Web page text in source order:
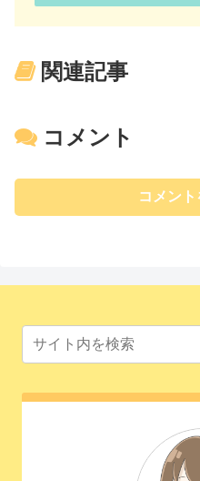
関連記事
コメント
コメン